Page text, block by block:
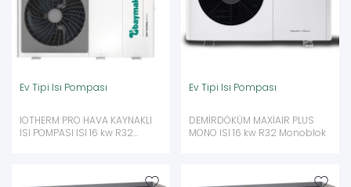
Ev Tipi Isı Pompası
IOTHERM PRO HAVA KAYNAKLI
ISI POMPASI ISI 16 kw R32
Ev Tipi Isı Pompası
DEMİRDÖKÜM MAXİAİR PLUS
MONO ISI 16 kw R32 Monoblok